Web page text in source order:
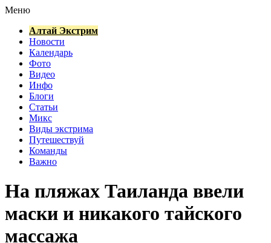
Меню
Алтай Экстрим
Новости
Календарь
Фото
Видео
Инфо
Блоги
Статьи
Микс
Виды экстрима
Путешествуй
Команды
Важно
На пляжах Таиланда ввели
маски и никакого тайского
массажа